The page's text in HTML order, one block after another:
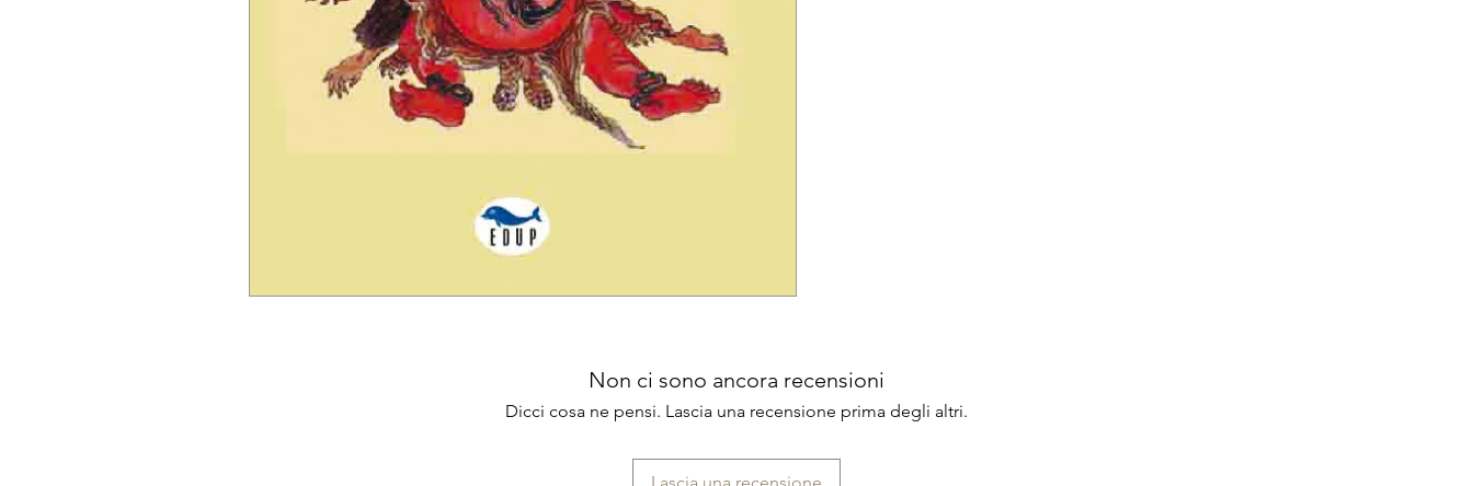
Non ci sono ancora recensioni
Dicci cosa ne pensi. Lascia una recensione prima degli altri.